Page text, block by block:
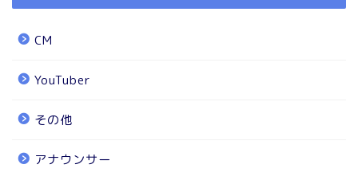
CM
YouTuber
その他
アナウンサー